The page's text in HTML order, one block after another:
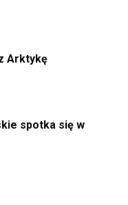
Arktykę
spotka się w